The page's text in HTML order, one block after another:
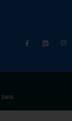
DWSI.